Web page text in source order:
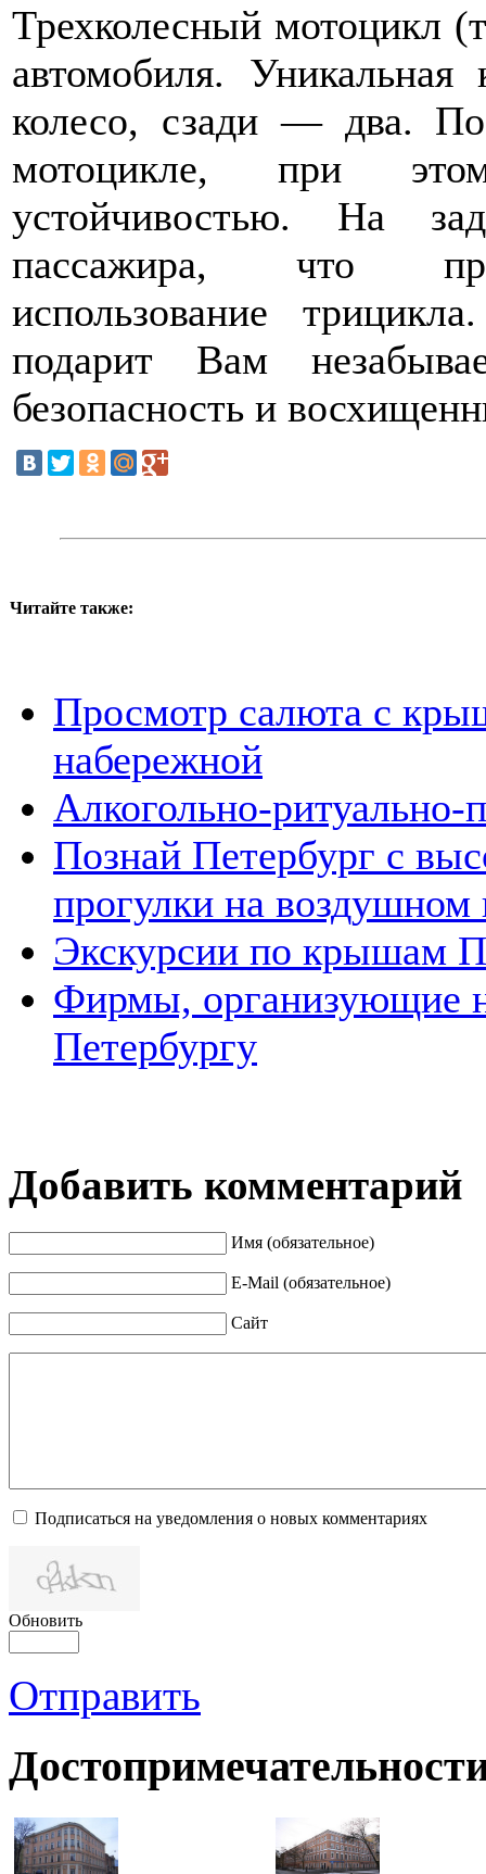
Трехколесный мотоцикл
автомобиля.
колесо, сзади — два.
мотоцикле, при
устойчивостью. На
пассажира, что
использование
подарит Вам
безопасность и
Читайте также:
Просмотр салюта с
набережной
Алкогольно-ритуально-
Познай Петербург с
прогулки на воздушном
Экскурсии по крышам
Фирмы, организующие
Петербургу
Добавить комментарий
Имя (обязательное)
E-Mail (обязательное)
Сайт
Подписаться на уведомления о новых комментариях
Обновить
Отправить